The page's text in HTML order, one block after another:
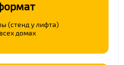
(стенд у лифта)
домах